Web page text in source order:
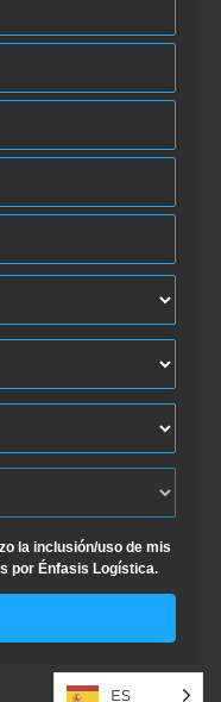
la inclusión/uso de mis
por Énfasis Logística.
ES